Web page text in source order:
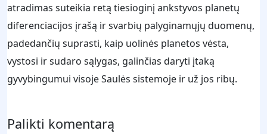
atradimas suteikia retą tiesioginį ankstyvos planetų
diferenciacijos įrašą ir svarbių palyginamųjų duomenų,
padedančių suprasti, kaip uolinės planetos vėsta,
vystosi ir sudaro sąlygas, galinčias daryti įtaką
gyvybingumui visoje Saulės sistemoje ir už jos ribų.
Palikti komentarą